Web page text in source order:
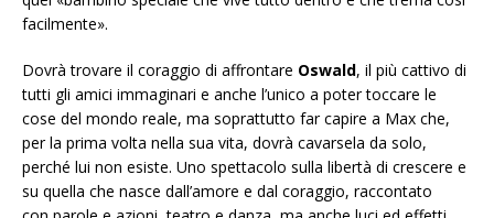
facilmente».
Dovrà trovare il coraggio di affrontare Oswald, il più cattivo di
tutti gli amici immaginari e anche l’unico a poter toccare le
cose del mondo reale, ma soprattutto far capire a Max che,
per la prima volta nella sua vita, dovrà cavarsela da solo,
perché lui non esiste. Uno spettacolo sulla libertà di crescere e
su quella che nasce dall’amore e dal coraggio, raccontato